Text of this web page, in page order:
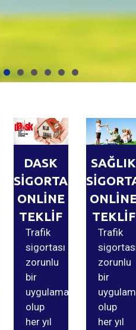
DASK
SİGORTASI
ONLİNE
TEKLİF
Trafik
sigortası
zorunlu
bir
uygulama
olup
her yıl
SAĞLIK
TEKLİF
Trafik
zorunlu
bir
olup
her yıl